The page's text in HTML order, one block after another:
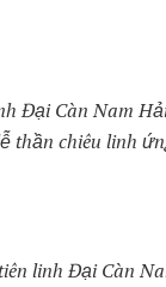
Đại Càn Nam
thần chiêu linh
linh Đại Càn